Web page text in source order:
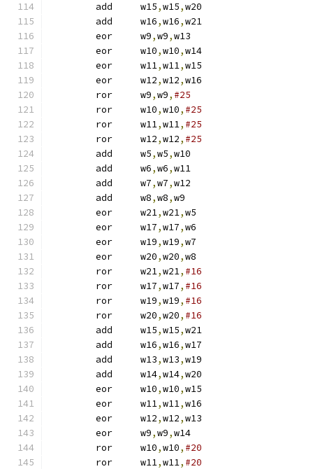
	add	w15
,w15,w20
	add	w16
,w16,w21
	eor	w9
,w9,w13
	eor	w10
,w10,w14
	eor	w11
,w11,w15
	eor	w12
,w12,w16
	ror	w9
,w9, #25
	ror	w10
,w10, #25
	ror	w11
,w11, #25
	ror	w12
,w12, #25
	add	w5
,w5,w10
	add	w6
,w6,w11
	add	w7
,w7,w12
	add	w8
,w8,w9
	eor	w21
,w21,w5
	eor	w17
,w17,w6
	eor	w19
,w19,w7
	eor	w20
,w20,w8
	ror	w21
,w21, #16
	ror	w17
,w17, #16
	ror	w19
,w19, #16
	ror	w20
,w20, #16
	add	w15
,w15,w21
	add	w16
,w16,w17
	add	w13
,w13,w19
	add	w14
,w14,w20
	eor	w10
,w10,w15
	eor	w11
,w11,w16
	eor	w12
,w12,w13
	eor	w9
,w9,w14
	ror	w10
,w10, #20
	ror	w11
,w11, #20